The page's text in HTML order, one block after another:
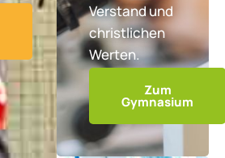
Verstand und
christlichen
Werten.
Zum
Gymnasium